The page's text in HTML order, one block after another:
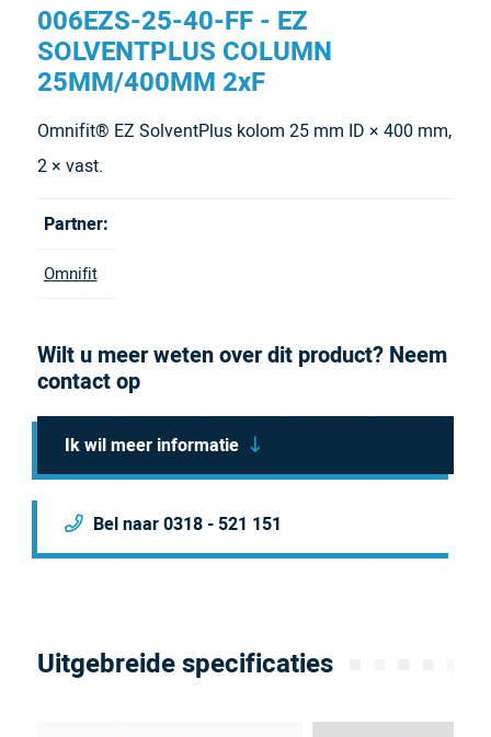
006EZS-25-40-FF - EZ
SOLVENTPLUS COLUMN
25MM/400MM 2xF
Omnifit® EZ SolventPlus kolom 25 mm ID × 400 mm,
2 × vast.
Partner:
Omnifit
Wilt u meer weten over dit product? Neem
contact op
Ik wil meer informatie
Bel naar 0318 - 521 151
Uitgebreide specificaties